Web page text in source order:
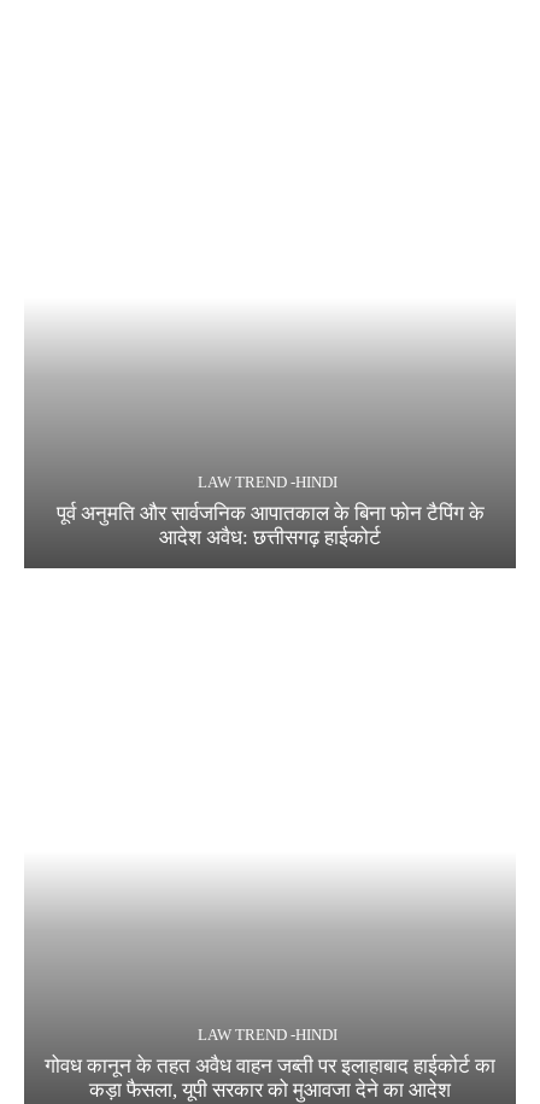
LAW TREND -HINDI
पूर्व अनुमति और सार्वजनिक आपातकाल के बिना फोन टैपिंग के
आदेश अवैध: छत्तीसगढ़ हाईकोर्ट
LAW TREND -HINDI
गोवध कानून के तहत अवैध वाहन जब्ती पर इलाहाबाद हाईकोर्ट का
कड़ा फैसला, यूपी सरकार को मुआवजा देने का आदेश